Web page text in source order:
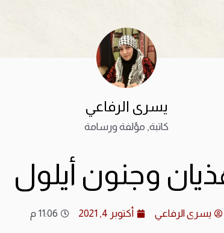
يسرى الرفاعي
كاتبة, مؤلفة ورسامة
وجنون أيلول
يسرى الرفاعي أكتوبر 4, 2021 11:06 م